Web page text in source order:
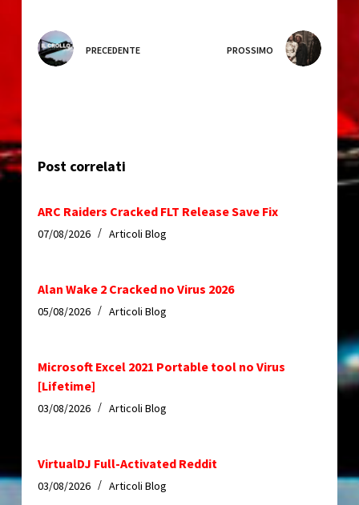
PRECEDENTE PROSSIMO
Post correlati
ARC Raiders Cracked FLT Release Save Fix
07/08/2026 Articoli Blog
Alan Wake 2 Cracked no Virus 2026
05/08/2026 Articoli Blog
Microsoft Excel 2021 Portable tool no Virus
[Lifetime]
03/08/2026 Articoli Blog
VirtualDJ Full-Activated Reddit
03/08/2026 Articoli Blog